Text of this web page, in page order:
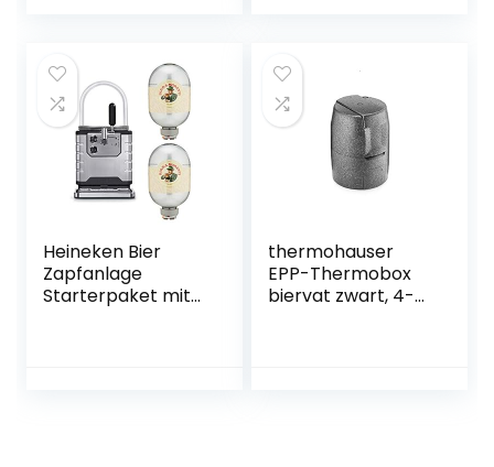
Heineken Bier
Zapfanlage
Starterpaket mit
thermohauser
EPP-Thermobox
biervat zwart, 4-